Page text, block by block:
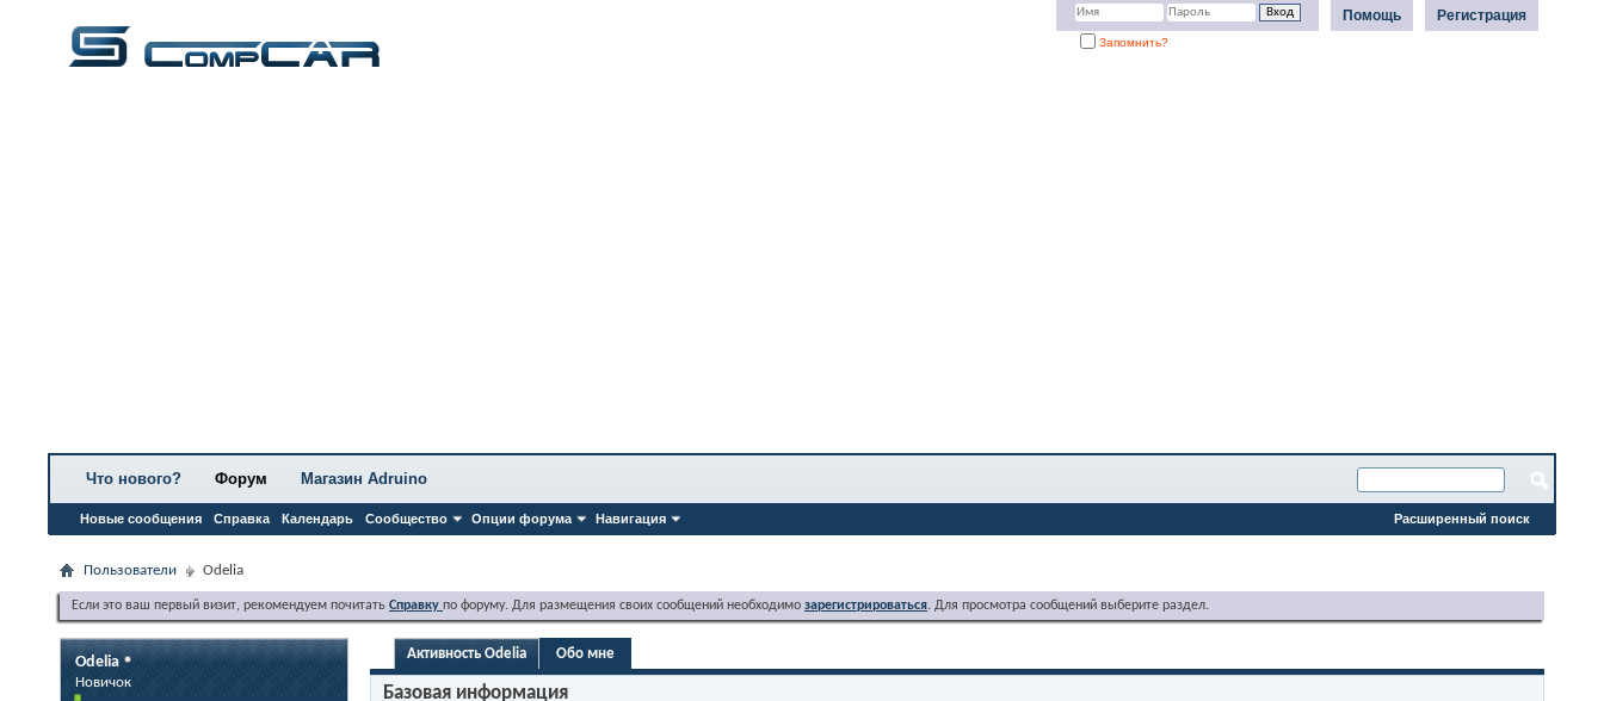
Регистрация
Помощь
Запомнить?
Что нового? Форум
Новые сообщения Справка Календарь Сообщество Опции форума Навигация
Магазин Adruino
Расширенный поиск
Пользователи Odelia
Если это ваш первый визит, рекомендуем почитать Справку по форуму. Для размещения своих сообщений необходимо зарегистрироваться. Для просмотра сообщений выберите раздел.
Odelia
Новичок
Активность Odelia Обо мне
Базовая информация